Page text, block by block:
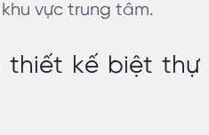
vực trung tâm.
thiết kế biệt thự